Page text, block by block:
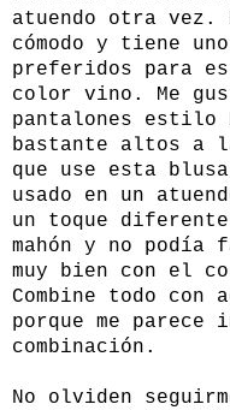
atuendo otra vez.
cómodo y tiene
preferidos para
color vino. Me
pantalones estilo
bastante altos a
que use esta
usado en un
un toque
mahón y no
muy bien con el
Combine todo
porque me parece
combinación.
No olviden